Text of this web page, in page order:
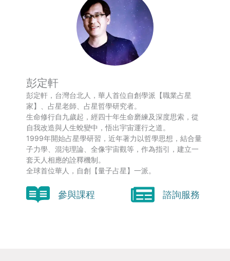
彭定軒
彭定軒，台灣台北人，華人首位自創學派【職業占星
家】、占星老師、占星哲學研究者。
生命修行自九歲起，經四十年生命磨練及深度思索，從
自我改造與人生蛻變中，悟出宇宙運行之道。
1999年開始占星學研習，近年著力以哲學思想，結合量
子力學、混沌理論、全像宇宙觀等，作為指引，建立一
套天人相應的詮釋機制。
全球首位華人，自創【量子占星】一派。
參與課程 諮詢服務